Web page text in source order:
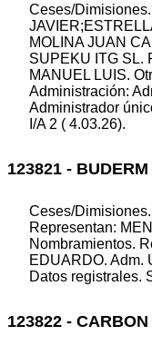
Ceses/
MOLINA JUAN
SUPEKU ITG SL.
MANUEL LUIS.
Administración:
Administrador
I/A 2 ( 4.03.26).
123821 -
Ceses/
Representan:
Nombramientos.
EDUARDO. Adm.
Datos registrales.
123822 -